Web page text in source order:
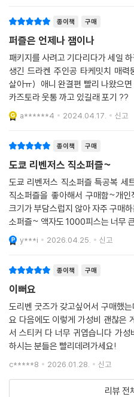
종이책 구매
퍼즐은 언제나 잼이나
패키지를 사려고 기다리다가 세일
생긴 드라켄 주인공 타케밋치 매
살아ㅠ) 애니 완결편 빨리 나왔으
카즈토라 웃통 까고 있길래 포기 ??
a******4 2024.04.17. 신고
종이책 구매
도쿄 리벤저스 직소퍼즐~
도쿄 리벤저스 직소퍼즐 특공복
직소퍼즐을 좋아해서 구매함~개
크기가 부담스럽지 않아 자주 구매
소퍼즐~ 액자도 1000피스는 너무
쿄 리벤저스는 사실 잘 모르지만 예
에 듬~~^^
y***i 2026.04.25. 신고
종이책 구매
이뻐요
도리벤 굿즈가 갖고싶어서 구매했
요 다음에도 이렇게 가성비 괜찮은
서 스티커 다 너무 귀엽습니다 가
하시는 분들은 빨리데려가세요!
c*****8 2026.01.28. 신고
리뷰 전